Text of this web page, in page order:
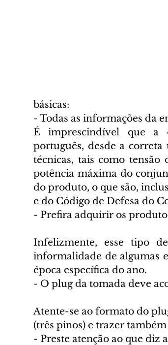
básicas:
- Todas as informações da
É imprescindível que a
português, desde a correta
técnicas, tais como
potência máxima do
do produto, o que são,
e do Código de Defesa do
- Prefira adquirir os
Infelizmente, esse tipo
informalidade de algumas
época específica do ano.
- O plug da tomada deve
Atente-se ao formato do
(três pinos) e trazer
- Preste atenção ao que diz